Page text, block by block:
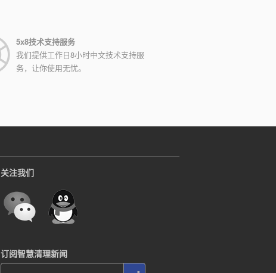
5x8技术支持服务
我们提供工作日8小时中文技术支持服
务，让你使用无忧。
关注我们
订阅智慧清理新闻